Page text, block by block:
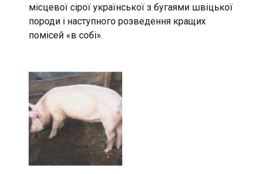
місцевої сірої української з бугаями швіцької
породи і наступного розведення кращих
помісей «в собі».